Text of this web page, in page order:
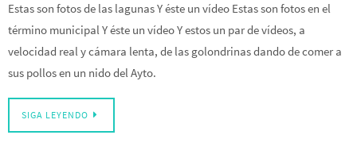
Estas son fotos de las lagunas Y éste un vídeo Estas son fotos en el
término municipal Y éste un vídeo Y estos un par de vídeos, a
velocidad real y cámara lenta, de las golondrinas dando de comer a
sus pollos en un nido del Ayto.
SIGA LEYENDO